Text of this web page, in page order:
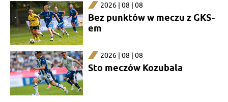
2026 | 08 | 08
Bez punktów w meczu z GKS-
em
2026 | 08 | 08
Sto meczów Kozubala